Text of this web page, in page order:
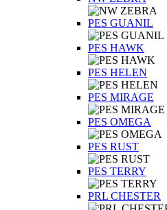
PES GUANIL
PES HAWK
PES HELEN
PES MIRAGE
PES OMEGA
PES RUST
PES TERRY
PRL CHESTER